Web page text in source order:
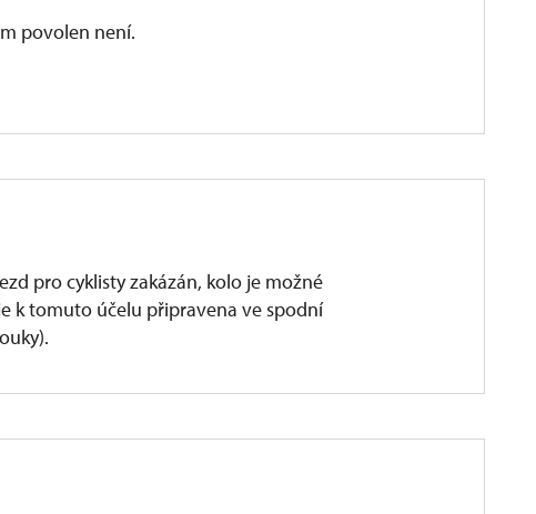
povolen není.
pro cyklisty zakázán, kolo je možné
k tomuto účelu připravena ve spodní